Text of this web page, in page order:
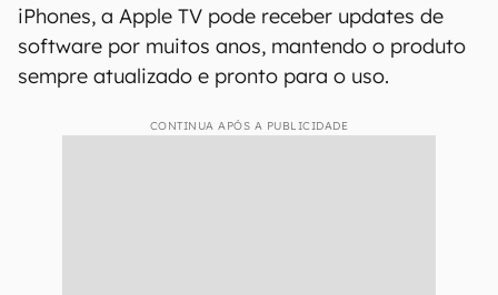
iPhones, a Apple TV pode receber updates de
software por muitos anos, mantendo o produto
sempre atualizado e pronto para o uso.
CONTINUA APÓS A PUBLICIDADE